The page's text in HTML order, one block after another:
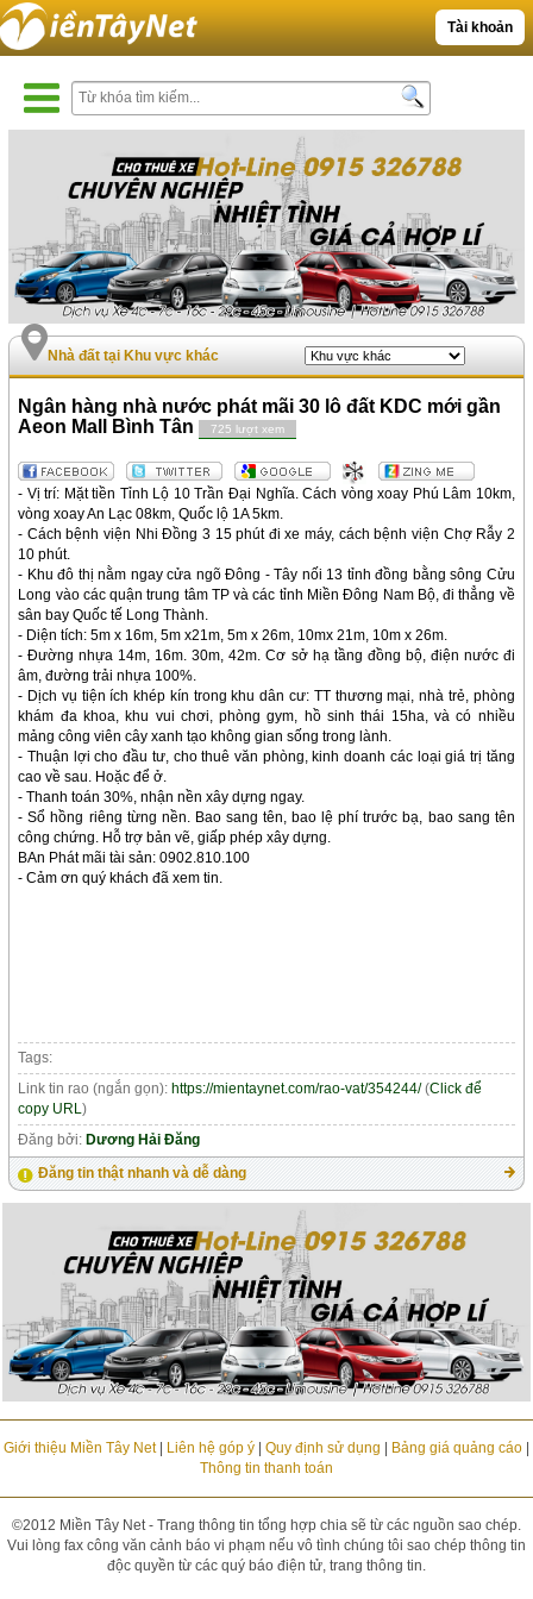
Tài khoản
Nhà đất tại Khu vực khác
Ngân hàng nhà nước phát mãi 30 lô đất KDC mới gần
Aeon Mall Bình Tân
725 lượt xem
- Vị trí: Mặt tiền Tỉnh Lộ 10 Trần Đại Nghĩa. Cách vòng xoay Phú Lâm 10km,
vòng xoay An Lạc 08km, Quốc lộ 1A 5km.
- Cách bệnh viện Nhi Đồng 3 15 phút đi xe máy, cách bệnh viện Chợ Rẫy 2
10 phút.
- Khu đô thị nằm ngay cửa ngõ Đông - Tây nối 13 tỉnh đồng bằng sông Cửu
Long vào các quận trung tâm TP và các tỉnh Miền Đông Nam Bộ, đi thẳng về
sân bay Quốc tế Long Thành.
- Diện tích: 5m x 16m, 5m x21m, 5m x 26m, 10mx 21m, 10m x 26m.
- Đường nhựa 14m, 16m. 30m, 42m. Cơ sở hạ tầng đồng bộ, điện nước đi
âm, đường trải nhựa 100%.
- Dịch vụ tiện ích khép kín trong khu dân cư: TT thương mại, nhà trẻ, phòng
khám đa khoa, khu vui chơi, phòng gym, hồ sinh thái 15ha, và có nhiều
mảng công viên cây xanh tạo không gian sống trong lành.
- Thuận lợi cho đầu tư, cho thuê văn phòng, kinh doanh các loại giá trị tăng
cao về sau. Hoặc để ở.
- Thanh toán 30%, nhận nền xây dựng ngay.
- Sổ hồng riêng từng nền. Bao sang tên, bao lệ phí trước bạ, bao sang tên
công chứng. Hỗ trợ bản vẽ, giấp phép xây dựng.
BAn Phát mãi tài sản: 0902.810.100
- Cảm ơn quý khách đã xem tin.
Tags:
Link tin rao (ngắn gọn): https://mientaynet.com/rao-vat/354244/(Click để
copy URL)
Đăng bởi: Dương Hải Đăng
Đăng tin thật nhanh và dễ dàng
Giới thiệu Miền Tây Net| Liên hệ góp ý| Quy định sử dụng Bảng giá quảng cáo|
Thông tin thanh toán
©2012 Miền Tây Net - Trang thông tin tổng hợp chia sẽ từ các nguồn sao chép.
Vui lòng fax công văn cảnh báo vi phạm nếu vô tình chúng tôi sao chép thông tin
độc quyền từ các quý báo điện tử, trang thông tin.